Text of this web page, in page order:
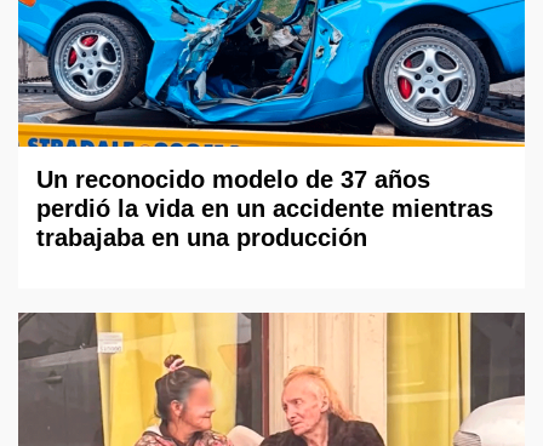
Un reconocido modelo de 37 años
perdió la vida en un accidente mientras
trabajaba en una producción